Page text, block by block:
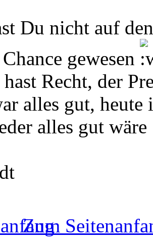
Du nicht auf
gewesen
Recht, der
alles gut, heute
alles gut wäre
Zum